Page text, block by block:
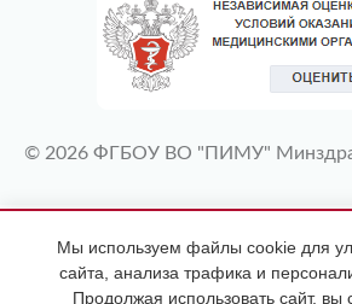
© 2026 ФГБОУ ВО "ПИМУ"
ИМЕЮТСЯ
НЕОБХОДИМА
Мы используем файлы cookie для
сайта, анализа трафика и
Продолжая использовать сайт, вы